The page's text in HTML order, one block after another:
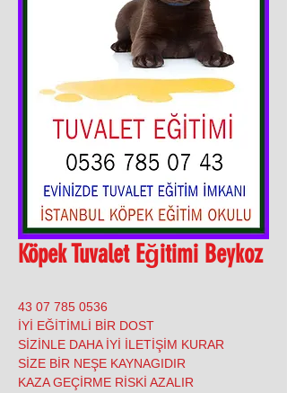
Köpek Tuvalet Eğitimi Beykoz
0536 785 07 43
İYİ EĞİTİMLİ BİR DOST
SİZİNLE DAHA İYİ İLETİŞİM KURAR
SİZE BİR NEŞE KAYNAGIDIR
KAZA GEÇİRME RİSKİ AZALIR